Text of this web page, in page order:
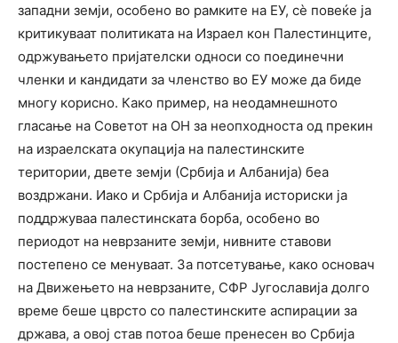
западни земји, особено во рамките на ЕУ, сѐ повеќе ја
критикуваат политиката на Израел кон Палестинците,
одржувањето пријателски односи со поединечни
членки и кандидати за членство во ЕУ може да биде
многу корисно. Како пример, на неодамнешното
гласање на Советот на ОН за неопходноста од прекин
на израелската окупација на палестинските
територии, двете земји (Србија и Албанија) беа
воздржани. Иако и Србија и Албанија историски ја
поддржуваа палестинската борба, особено во
периодот на неврзаните земји, нивните ставови
постепено се менуваат. За потсетување, како основач
на Движењето на неврзаните, СФР Југославија долго
време беше цврсто со палестинските аспирации за
држава, а овој став потоа беше пренесен во Србија